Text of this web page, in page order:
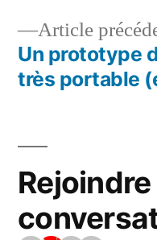
l’article
Article
Un prototype
très portable
Rejoindre